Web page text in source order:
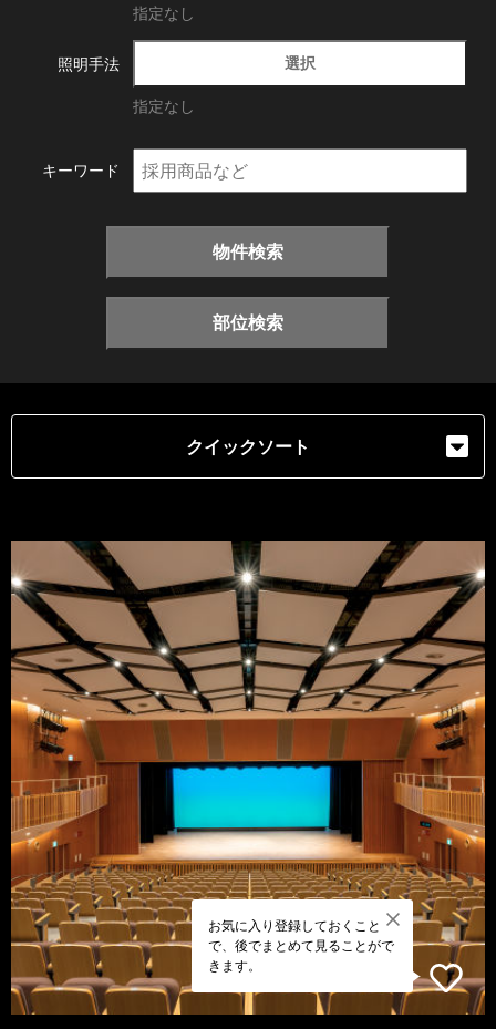
指定なし
照明手法 選択
指定なし
キーワード
物件検索
部位検索
クイックソート
お気に入り登録しておくこと
で、後でまとめて見ることがで
きます。